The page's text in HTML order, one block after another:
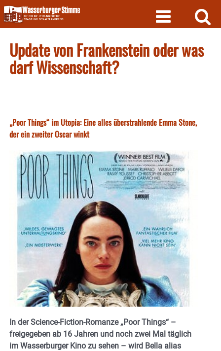
Skip
to
content
Update von Frankenstein oder was
darf Wissenschaft?
„Poor Things“ im Utopia: Eine alles überstrahlende Emma Stone,
der ein zweiter Oscar winkt
In der Science-Fiction-Romanze „Poor Things“ –
freigegeben ab 16 Jahren und noch zwei Mal täglich
im Wasserburger Kino zu sehen – wird Bella alias